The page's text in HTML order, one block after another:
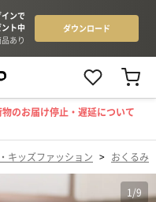
のお届け停止・遅延について
キッズファッション > おくるみ
1 /9